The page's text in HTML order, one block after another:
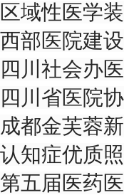
区域性医学
西部医院建
四川社会办
四川省医院
成都⾦芙蓉
认知症优质
第五届医药